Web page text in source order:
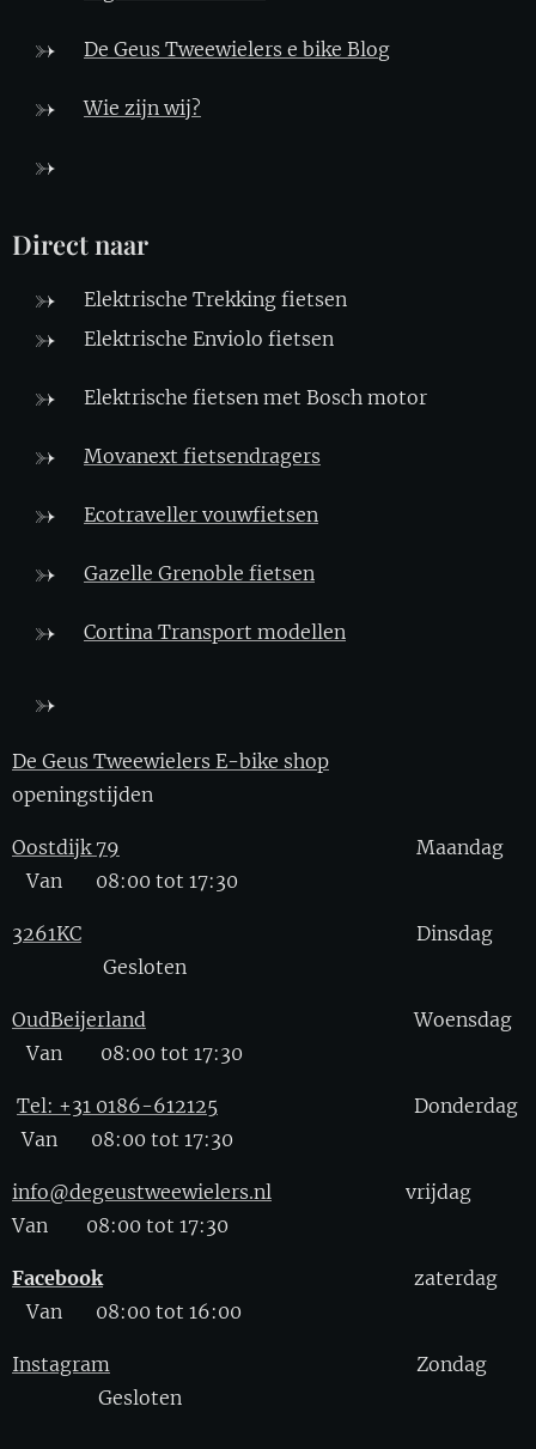
De Geus Tweewielers e bike Blog
Wie zijn wij?
Direct naar
Elektrische Trekking fietsen
Elektrische Enviolo fietsen
Elektrische fietsen met Bosch motor
Movanext fietsendragers
Ecotraveller vouwfietsen
Gazelle Grenoble fietsen
Cortina Transport modellen
De Geus Tweewielers E-bike shop
openingstijden
Oostdijk 79 Maandag
Van 08:00 tot 17:30
3261KC Dinsdag
Gesloten
OudBeijerland Woensdag
Van 08:00 tot 17:30
Tel: +31 0186-612125 Donderdag
Van 08:00 tot 17:30
info@degeustweewielers.nl vrijdag
Van 08:00 tot 17:30
Facebookzaterdag
Van 08:00 tot 16:00
Instagram Zondag
Gesloten